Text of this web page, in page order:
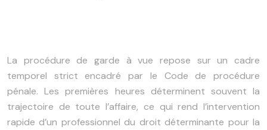
La procédure de garde à vue repose sur un cadre
temporel strict encadré par le Code de procédure
pénale. Les premières heures déterminent souvent la
trajectoire de toute l’affaire, ce qui rend l’intervention
rapide d’un professionnel du droit déterminante pour la